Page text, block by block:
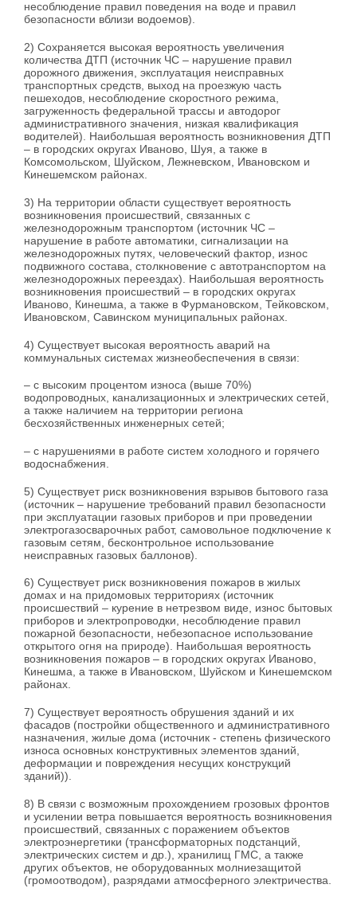
несоблюдение правил поведения на воде и правил
безопасности вблизи водоемов).
2) Сохраняется высокая вероятность увеличения
количества ДТП (источник ЧС – нарушение правил
дорожного движения, эксплуатация неисправных
транспортных средств, выход на проезжую часть
пешеходов, несоблюдение скоростного режима,
загруженность федеральной трассы и автодорог
административного значения, низкая квалификация
водителей). Наибольшая вероятность возникновения ДТП
– в городских округах Иваново, Шуя, а также в
Комсомольском, Шуйском, Лежневском, Ивановском и
Кинешемском районах.
3) На территории области существует вероятность
возникновения происшествий, связанных с
железнодорожным транспортом (источник ЧС –
нарушение в работе автоматики, сигнализации на
железнодорожных путях, человеческий фактор, износ
подвижного состава, столкновение с автотранспортом на
железнодорожных переездах). Наибольшая вероятность
возникновения происшествий – в городских округах
Иваново, Кинешма, а также в Фурмановском, Тейковском,
Ивановском, Савинском муниципальных районах.
4) Существует высокая вероятность аварий на
коммунальных системах жизнеобеспечения в связи:
– с высоким процентом износа (выше 70%)
водопроводных, канализационных и электрических сетей,
а также наличием на территории региона
бесхозяйственных инженерных сетей;
– с нарушениями в работе систем холодного и горячего
водоснабжения.
5) Существует риск возникновения взрывов бытового газа
(источник – нарушение требований правил безопасности
при эксплуатации газовых приборов и при проведении
электрогазосварочных работ, самовольное подключение к
газовым сетям, бесконтрольное использование
неисправных газовых баллонов).
6) Существует риск возникновения пожаров в жилых
домах и на придомовых территориях (источник
происшествий – курение в нетрезвом виде, износ бытовых
приборов и электропроводки, несоблюдение правил
пожарной безопасности, небезопасное использование
открытого огня на природе). Наибольшая вероятность
возникновения пожаров – в городских округах Иваново,
Кинешма, а также в Ивановском, Шуйском и Кинешемском
районах.
7) Существует вероятность обрушения зданий и их
фасадов (постройки общественного и административного
назначения, жилые дома (источник - степень физического
износа основных конструктивных элементов зданий,
деформации и повреждения несущих конструкций
зданий)).
8) В связи с возможным прохождением грозовых фронтов
и усилении ветра повышается вероятность возникновения
происшествий, связанных с поражением объектов
электроэнергетики (трансформаторных подстанций,
электрических систем и др.), хранилищ ГМС, а также
других объектов, не оборудованных молниезащитой
(громоотводом), разрядами атмосферного электричества.